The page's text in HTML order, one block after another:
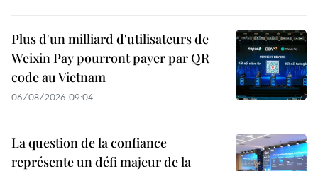
Plus d'un milliard d'utilisateurs de
Weixin Pay pourront payer par QR
code au Vietnam
06/08/2026 09:04
La question de la confiance
représente un défi majeur de la